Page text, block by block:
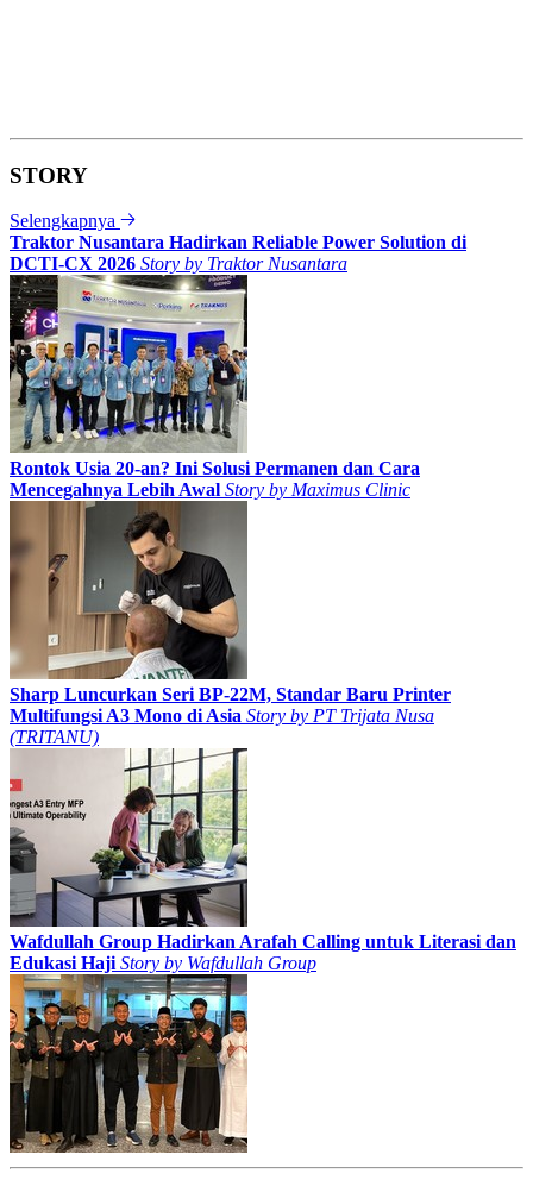
STORY
Selengkapnya
Traktor Nusantara Hadirkan Reliable Power Solution di
DCTI-CX 2026 Story by Traktor Nusantara
Rontok Usia 20-an? Ini Solusi Permanen dan Cara
Mencegahnya Lebih Awal Story by Maximus Clinic
Sharp Luncurkan Seri BP-22M, Standar Baru Printer
Multifungsi A3 Mono di Asia Story by PT Trijata Nusa
(TRITANU)
Wafdullah Group Hadirkan Arafah Calling untuk Literasi dan
Edukasi Haji Story by Wafdullah Group